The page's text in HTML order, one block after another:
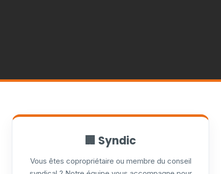
🏢 Syndic
Vous êtes copropriétaire ou membre du conseil